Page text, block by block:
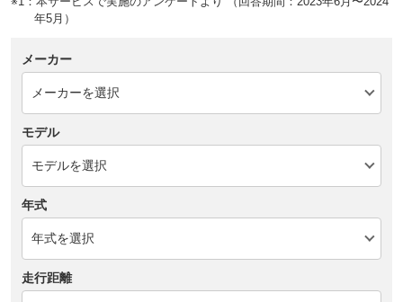
年5月）
メーカー
モデル
年式
走行距離